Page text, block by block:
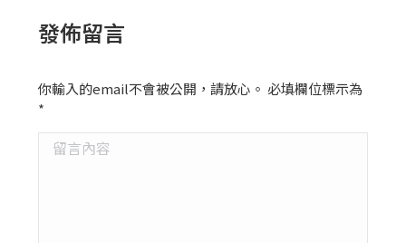
發佈留言
你輸入的email不會被公開，請放心。 必填欄位標示為
*
留言內容